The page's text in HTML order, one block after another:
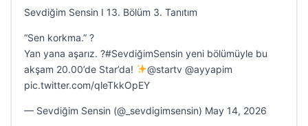
Sevdiğim Sensin I 13. Bölüm 3. Tanıtım
“Sen korkma.” ?
Yan yana aşarız. ?#SevdiğimSensin yeni bölümüyle bu
akşam 20.00’de Star’da!
@startv @ayyapim
pic.twitter.com/qleTkkOpEY
— Sevdiğim Sensin (@_sevdigimsensin) May 14, 2026